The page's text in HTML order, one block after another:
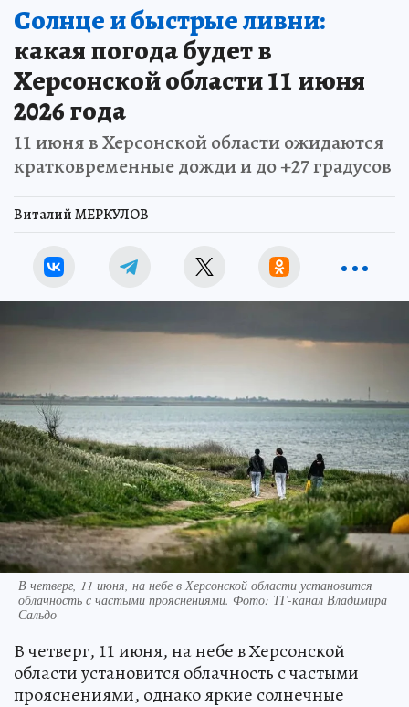
Солнце и быстрые ливни:
какая погода будет в
Херсонской области 11 июня
2026 года
11 июня в Херсонской области ожидаются
кратковременные дожди и до +27 градусов
Виталий МЕРКУЛОВ
В четверг, 11 июня, на небе в Херсонской области установится
облачность с частыми прояснениями. Фото: ТГ-канал Владимира
Сальдо
В четверг, 11 июня, на небе в Херсонской
области установится облачность с частыми
прояснениями, однако яркие солнечные